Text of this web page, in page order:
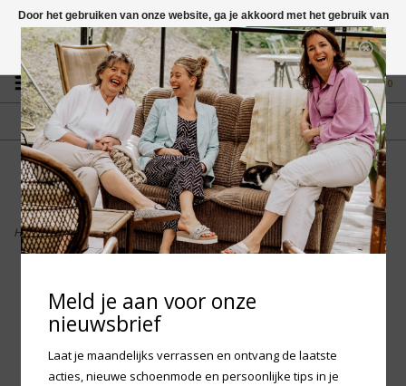
Vragen? App naar +31 58 250 1503
0
GRATIS VERZENDING NL
Vanaf € 75,-
FYSIEKE WINKEL
in Mantgum (frl)
fdad
Home>FinnComfort Piccadilly - Carbon Gado
Door het gebruiken van onze website, ga je akkoord met het gebruik van
cookies om onze website te verbeteren.
Dit bericht verbergen
Meer over cookies »
Meld je aan voor onze
nieuwsbrief
Laat je maandelijks verrassen en ontvang de laatste
acties, nieuwe schoenmode en persoonlijke tips in je